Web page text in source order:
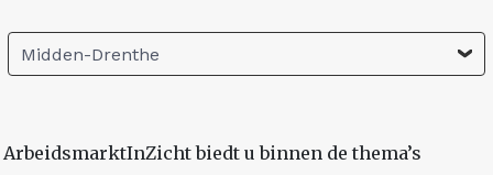
Midden-Drenthe
ArbeidsmarktInZicht biedt u binnen de thema’s